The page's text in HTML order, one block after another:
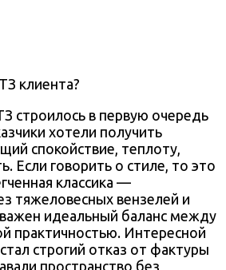
клиента?
строилось в первую очередь
хотели получить
спокойствие, теплоту,
Если говорить о стиле, то это
классика —
тяжеловесных вензелей и
идеальный баланс между
практичностью. Интересной
строгий отказ от фактуры
пространство без